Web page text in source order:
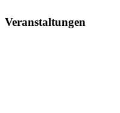
Veranstaltungen